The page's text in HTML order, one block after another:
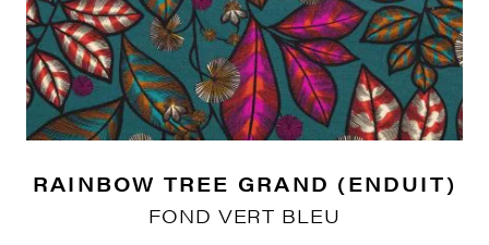
RAINBOW TREE GRAND (ENDUIT)
FOND VERT BLEU